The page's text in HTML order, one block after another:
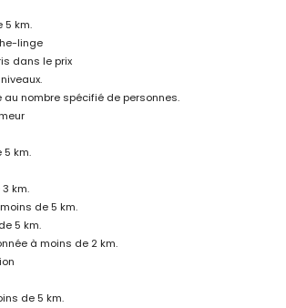
inclus dans le prix de location de la villa
et service d'urgence 24 heures sur 24
3)
climatisation
avec supplément
et lits/couffins pour enfants (sur demande)
de loisirs pour vos vacances à Denia,
Marinas et Denia) (à moins de 5 kilomètres de
Costa Blanca
5 km.
linge
dans le prix
nombre spécifié de personnes.
5 km.
km.
de 5 km.
5 km.
à moins de 2 km.
de 5 km.